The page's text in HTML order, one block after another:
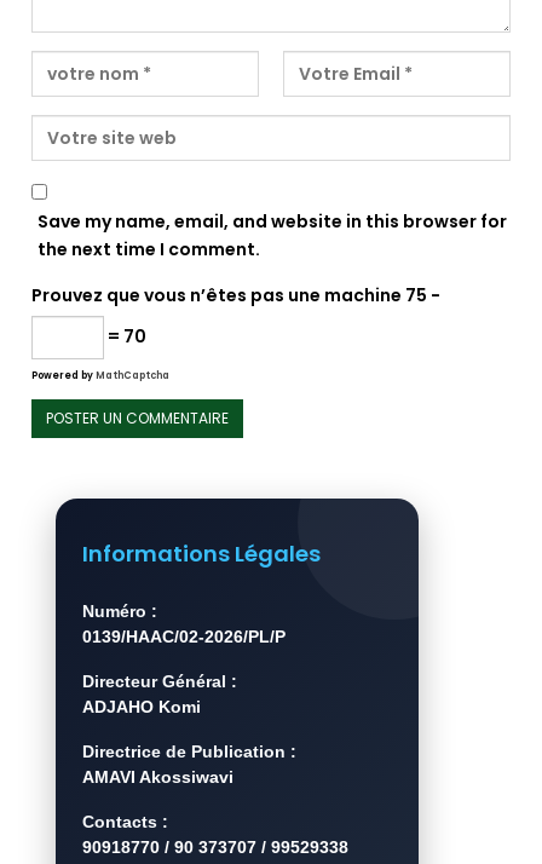
Save my name, email, and website in this browser for
the next time I comment.
Prouvez que vous n’êtes pas une machine 75 −
= 70
Powered byMathCaptcha
Informations Légales
Numéro :
0139/HAAC/02-2026/PL/P
Directeur Général :
ADJAHO Komi
Directrice de Publication :
AMAVI Akossiwavi
Contacts :
90918770 / 90 373707 / 99529338